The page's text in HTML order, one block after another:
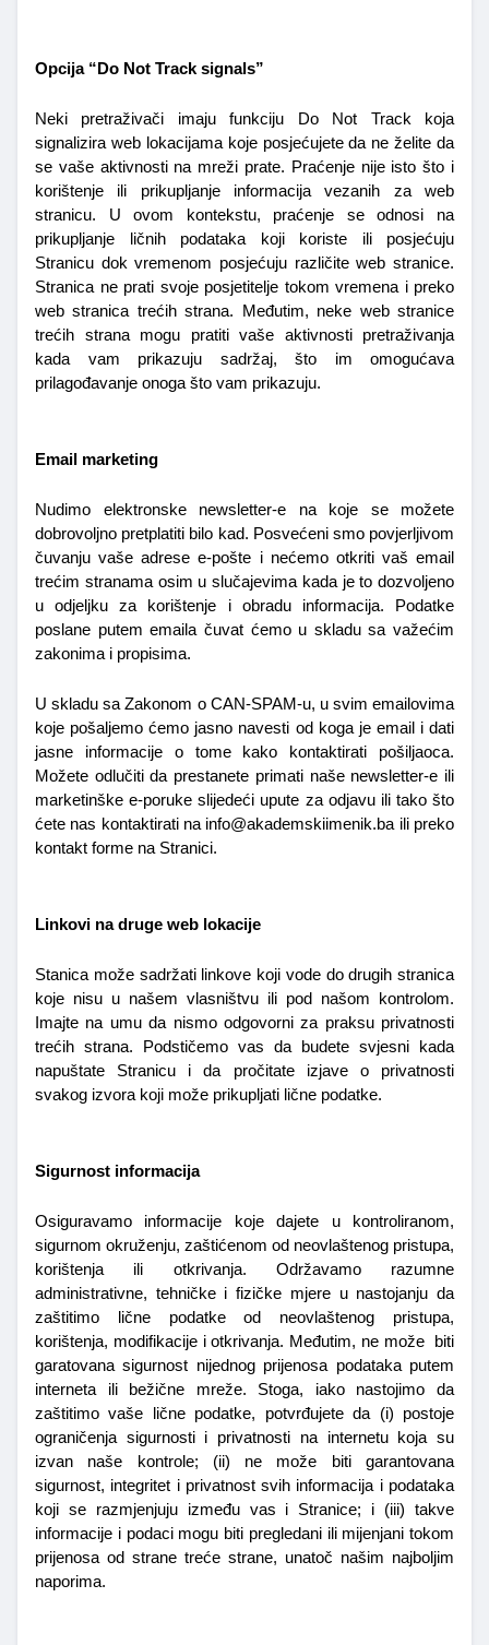
Opcija “Do Not Track signals”
Neki pretraživači imaju funkciju Do Not Track koja
signalizira web lokacijama koje posjećujete da ne želite da
se vaše aktivnosti na mreži prate. Praćenje nije isto što i
korištenje ili prikupljanje informacija vezanih za web
stranicu. U ovom kontekstu, praćenje se odnosi na
prikupljanje ličnih podataka koji koriste ili posjećuju
Stranicu dok vremenom posjećuju različite web stranice.
Stranica ne prati svoje posjetitelje tokom vremena i preko
web stranica trećih strana. Međutim, neke web stranice
trećih strana mogu pratiti vaše aktivnosti pretraživanja
kada vam prikazuju sadržaj, što im omogućava
prilagođavanje onoga što vam prikazuju.
Email marketing
Nudimo elektronske newsletter-e na koje se možete
dobrovoljno pretplatiti bilo kad. Posvećeni smo povjerljivom
čuvanju vaše adrese e-pošte i nećemo otkriti vaš email
trećim stranama osim u slučajevima kada je to dozvoljeno
u odjeljku za korištenje i obradu informacija. Podatke
poslane putem emaila čuvat ćemo u skladu sa važećim
zakonima i propisima.
U skladu sa Zakonom o CAN-SPAM-u, u svim emailovima
koje pošaljemo ćemo jasno navesti od koga je email i dati
jasne informacije o tome kako kontaktirati pošiljaoca.
Možete odlučiti da prestanete primati naše newsletter-e ili
marketinške e-poruke slijedeći upute za odjavu ili tako što
ćete nas kontaktirati na info@akademskiimenik.ba ili preko
kontakt forme na Stranici.
Linkovi na druge web lokacije
Stanica može sadržati linkove koji vode do drugih stranica
koje nisu u našem vlasništvu ili pod našom kontrolom.
Imajte na umu da nismo odgovorni za praksu privatnosti
trećih strana. Podstičemo vas da budete svjesni kada
napuštate Stranicu i da pročitate izjave o privatnosti
svakog izvora koji može prikupljati lične podatke.
Sigurnost informacija
Osiguravamo informacije koje dajete u kontroliranom,
sigurnom okruženju, zaštićenom od neovlaštenog pristupa,
korištenja ili otkrivanja. Održavamo razumne
administrativne, tehničke i fizičke mjere u nastojanju da
zaštitimo lične podatke od neovlaštenog pristupa,
korištenja, modifikacije i otkrivanja. Međutim, ne može  biti
garatovana sigurnost nijednog prijenosa podataka putem
interneta ili bežične mreže. Stoga, iako nastojimo da
zaštitimo vaše lične podatke, potvrđujete da (i) postoje
ograničenja sigurnosti i privatnosti na internetu koja su
izvan naše kontrole; (ii) ne može biti garantovana
sigurnost, integritet i privatnost svih informacija i podataka
koji se razmjenjuju između vas i Stranice; i (iii) takve
informacije i podaci mogu biti pregledani ili mijenjani tokom
prijenosa od strane treće strane, unatoč našim najboljim
naporima.